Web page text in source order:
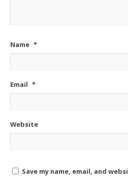
Name *
Email *
Website
Save my name, email, and